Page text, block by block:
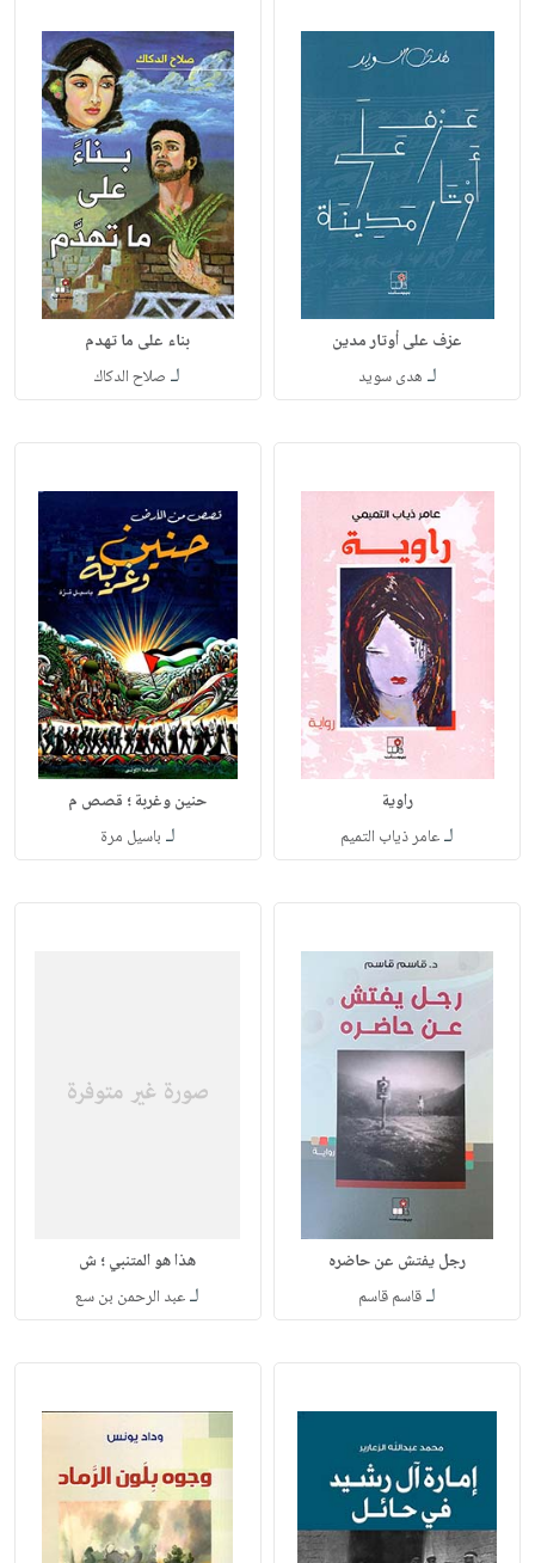
عزف على أوتار مدين
لـ هدى سويد
بناء على ما تهدم
لـ صلاح الدكاك
راوية
لـعامر ذياب التميم
حنين وغربة ؛ قصص م
لـ باسيل مرة
رجل يفتش عن حاضره
لـقاسم قاسم
هذا هو المتنبي ؛ ش
لـعبد الرحمن بن سع